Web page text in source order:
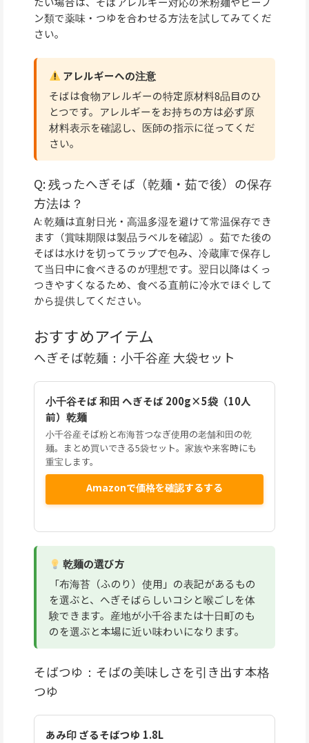
ン類で薬味・つゆを合わせる方法を試してみてくだ
さい。
アレルギーへの注意
そばは食物アレルギーの特定原材料8品目のひ
とつです。アレルギーをお持ちの方は必ず原
材料表示を確認し、医師の指示に従ってくだ
さい。
Q: 残ったへぎそば（乾麺・茹で後）の保存
方法は？
A: 乾麺は直射日光・高温多湿を避けて常温保存でき
ます（賞味期限は製品ラベルを確認）。茹でた後の
そばは水けを切ってラップで包み、冷蔵庫で保存し
て当日中に食べきるのが理想です。翌日以降はくっ
つきやすくなるため、食べる直前に冷水でほぐして
から提供してください。
おすすめアイテム
へぎそば乾麺：小千谷産 大袋セット
小千谷そば 和田 へぎそば 200g×5袋（10人
前）乾麺
小千谷産そば粉と布海苔つなぎ使用の老舗和田の乾
麺。まとめ買いできる5袋セット。家族や来客時にも
重宝します。
Amazonで価格を確認するする
乾麺の選び方
「布海苔（ふのり）使用」の表記があるもの
を選ぶと、へぎそばらしいコシと喉ごしを体
験できます。産地が小千谷または十日町のも
のを選ぶと本場に近い味わいになります。
そばつゆ：そばの美味しさを引き出す本格
つゆ
あみ印 ざるそばつゆ 1.8L